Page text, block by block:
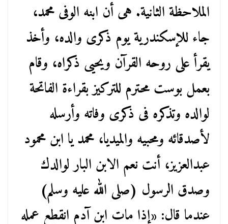
الملاحظة الثانية. هى أن ابنه الوفى محمد،
جاء للإسكندرية يوم ذكرى والده، وأخذ
يقرأ على روحه القرآن ويحيى ذكراه، وقام
بعمل بوست محترم للتركيز بقراءة الفاتحة
لوالده وتذكره فى ذكرى وفاته وأرسله
لأصدقائه ومحبيه والميديا، محمد يا ابن محمود
عبدالعزيز، أنت نعم الابن البار لوالدك
وصدق الرسول (صلى الله عليه وسلم)
عندما قال: «إذا مات ابن آدم انقطع عمله